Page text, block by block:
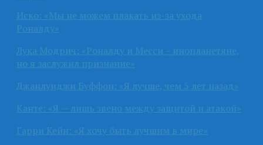
Иско: «Мы не можем плакать из-за ухода
Роналду»
Лука Модрич: «Роналду и Месси – инопланетяне,
но я заслужил признание»
Джанлуиджи Буффон: «Я лучше, чем 5 лет назад»
Канте: «Я — лишь звено между защитой и атакой»
Гарри Кейн: «Я хочу быть лучшим в мире»